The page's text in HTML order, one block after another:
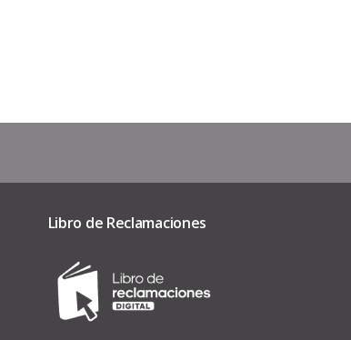
Libro de Reclamaciones